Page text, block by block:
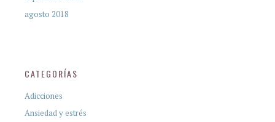
agosto 2018
CATEGORÍAS
Adicciones
Ansiedad y estrés